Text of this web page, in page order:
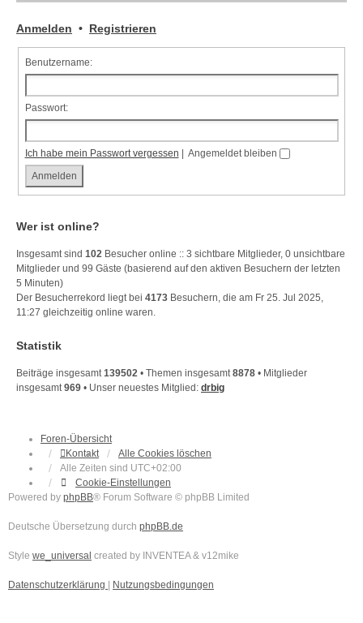
Anmelden • Registrieren
Benutzername:
Passwort:
Ich habe mein Passwort vergessen Angemeldet bleiben
Wer ist online?
Insgesamt sind 102 Besucher online :: 3 sichtbare Mitglieder, 0 unsichtbare
Mitglieder und 99 Gäste (basierend auf den aktiven Besuchern der letzten
5 Minuten)
Der Besucherrekord liegt bei 4173 Besuchern, die am Fr 25. Jul 2025,
11:27 gleichzeitig online waren.
Statistik
Beiträge insgesamt139502 • Themen insgesamt8878 • Mitglieder
insgesamt969 • Unser neuestes Mitglied: drbig
Foren-Übersicht
Kontakt
Alle Cookies löschen
Alle Zeiten sind UTC+02:00
Cookie-Einstellungen
Powered by phpBB® Forum Software © phpBB Limited
Deutsche Übersetzung durch phpBB.de
Style we_universal created by INVENTEA & v12mike
Datenschutzerklärung Nutzungsbedingungen